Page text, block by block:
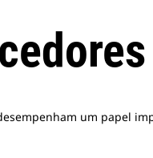
um papel